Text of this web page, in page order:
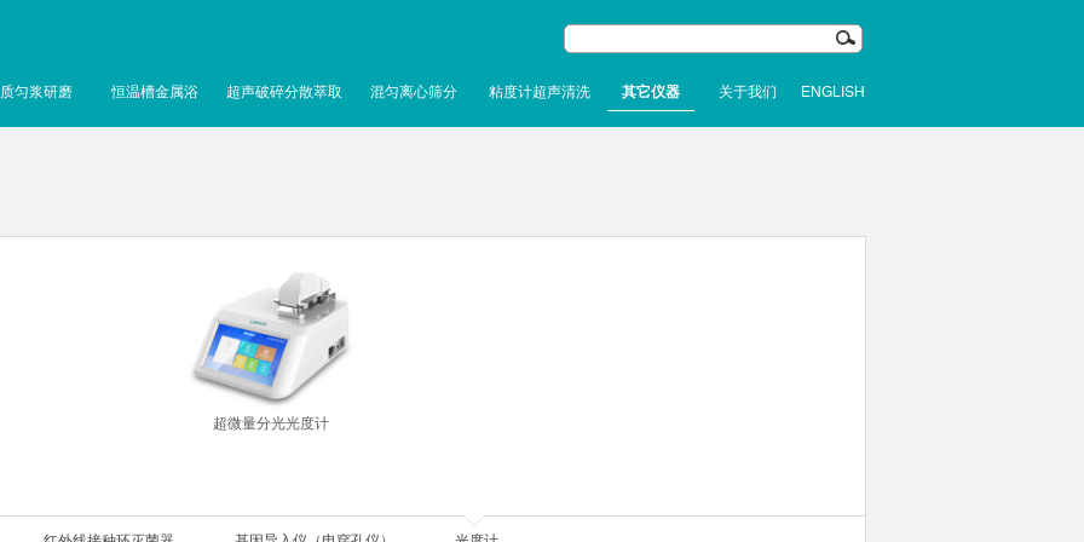
匀浆研磨 恒温槽金属浴 超声破碎分散萃取 混匀离心筛分 粘度计超声清洗 其它仪器 关于我们 ENGLISH
超微量分光光度计